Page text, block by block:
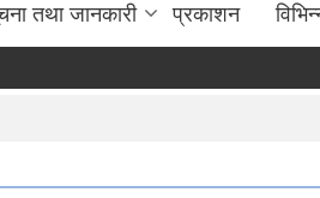
तथा जानकारी प्रकाशन